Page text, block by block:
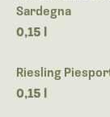
Sardegna
0,15 l
Riesling
0,15 l